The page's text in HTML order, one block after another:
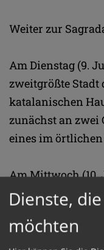
Weiter zur
Am Dienstag (9.
zweitgrößte Stadt
katalanischen
zunächst an zwei
eines im
Am Mittwoch (10.
und die berühmte
de Montserrat,
Turm der
Dienste,
möchten